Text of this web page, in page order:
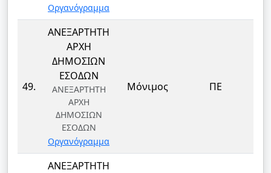
Οργανόγραμμα
49.
ΑΝΕΞΑΡΤΗΤΗ
ΑΡΧΗ
ΔΗΜΟΣΙΩΝ
ΕΣΟΔΩΝ
ΑΝΕΞΑΡΤΗΤΗ
ΑΡΧΗ
ΔΗΜΟΣΙΩΝ
ΕΣΟΔΩΝ
Οργανόγραμμα
Μόνιμος ΠΕ
ΑΝΕΞΑΡΤΗΤΗ